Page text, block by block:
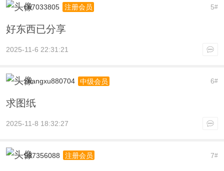
5#
ch7033805 注册会员
好东西已分享
2025-11-6 22:31:21
6#
zhangxu880704 中级会员
求图纸
2025-11-8 18:32:27
7#
937356088 注册会员